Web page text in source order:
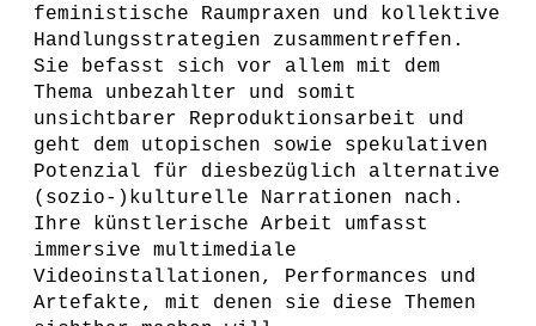
feministische Raumpraxen und kollektive
Handlungsstrategien zusammentreffen.
Sie befasst sich vor allem mit dem
Thema unbezahlter und somit
unsichtbarer Reproduktionsarbeit und
geht dem utopischen sowie spekulativen
Potenzial für diesbezüglich alternative
(sozio-)kulturelle Narrationen nach.
Ihre künstlerische Arbeit umfasst
immersive multimediale
Videoinstallationen, Performances und
Artefakte, mit denen sie diese Themen